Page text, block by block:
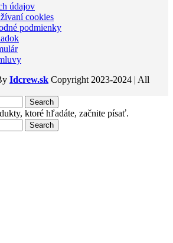
údajov
cookies
podmienky
Idcrew.sk Copyright 2023-2024 | All
Search
ktoré hľadáte, začnite písať.
Search